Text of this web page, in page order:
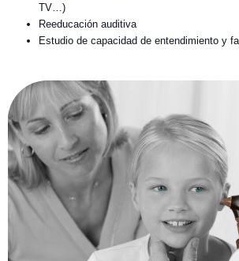
TV…)
Reeducación auditiva
Estudio de capacidad de entendimiento y